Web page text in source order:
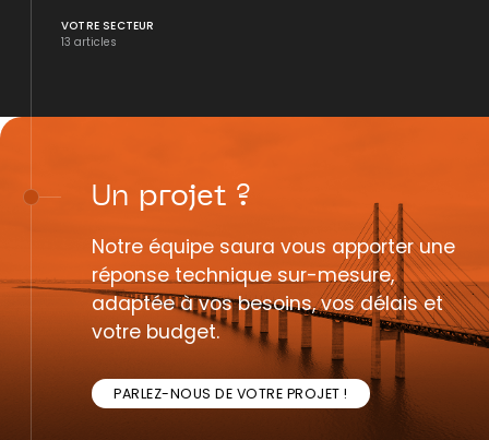
VOTRE SECTEUR
13 articles
Un projet ?
Notre équipe saura vous apporter une
réponse technique sur-mesure,
adaptée à vos besoins, vos délais et
votre budget.
PARLEZ-NOUS DE VOTRE PROJET !